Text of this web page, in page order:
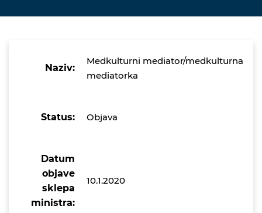
Naziv:
Medkulturni mediator/medkulturna
mediatorka
Status: Objava
Datum
objave
sklepa
ministra:
10.1.2020